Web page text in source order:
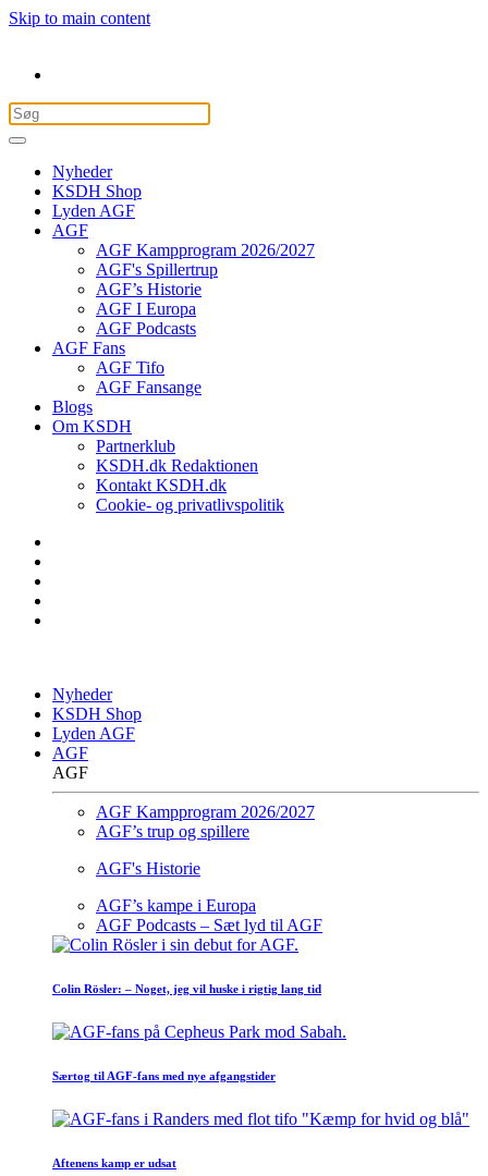
Skip to main content
Nyheder
KSDH Shop
Lyden AGF
AGF
AGF Kampprogram 2026/2027
AGF's Spillertrup
AGF’s Historie
AGF I Europa
AGF Podcasts
AGF Fans
AGF Tifo
AGF Fansange
Blogs
Om KSDH
Partnerklub
KSDH.dk Redaktionen
Kontakt KSDH.dk
Cookie- og privatlivspolitik
Nyheder
KSDH Shop
Lyden AGF
AGF
AGF
AGF Kampprogram 2026/2027
AGF’s trup og spillere
AGF's Historie
AGF’s kampe i Europa
AGF Podcasts – Sæt lyd til AGF
Colin Rösler: – Noget, jeg vil huske i rigtig lang tid
Særtog til AGF-fans med nye afgangstider
Aftenens kamp er udsat